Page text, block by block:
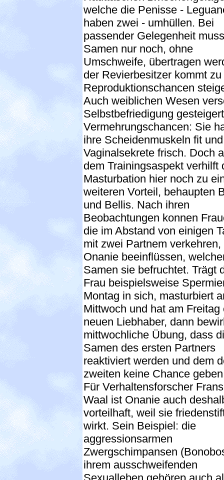
welche die Penisse -
haben zwei - umhüllen. Bei
passender Gelegenheit
Samen nur noch, ohne
Umschweife, übertragen
der Revierbesitzer kommt
Reproduktionschancen
Auch weiblichen Wesen
Selbstbefriedigung
Vermehrungschancen: Sie
ihre Scheidenmuskeln fit
Vaginalsekrete frisch. Doch
dem Trainingsaspekt verhilft
Masturbation hier noch zu
weiteren Vorteil, behaupten
und Bellis. Nach ihren
Beobachtungen konnen
die im Abstand von einigen
mit zwei Partnem verkehren,
Onanie beeinflüssen,
Samen sie befruchtet. Trägt
Frau beispielsweise
Montag in sich, masturbiert
Mittwoch und hat am Freitag
neuen Liebhaber, dann
mittwochliche Übung, dass
Samen des ersten Partners
reaktiviert werden und dem
zweiten keine Chance
Für Verhaltensforscher
Waal ist Onanie auch
vorteilhaft, weil sie
wirkt. Sein Beispiel: die
aggressionsarmen
Zwergschimpansen
ihrem ausschweifenden
Sexualleben gehörep auch